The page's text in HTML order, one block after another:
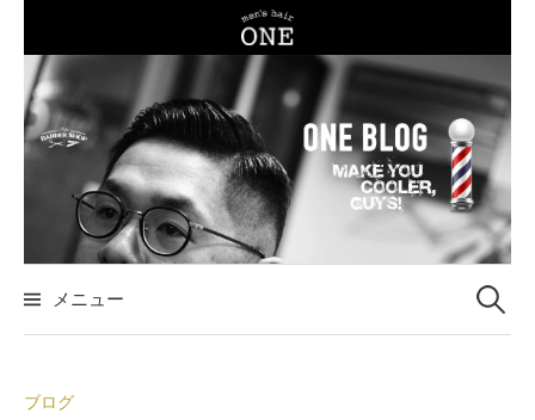
テ
ン
ツ
プ
メニュー 検
ブログ